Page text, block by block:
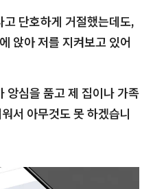
단호하게 거절했는데도,
앉아 저를 지켜보고 있어
앙심을 품고 제 집이나 가족
서 아무것도 못 하겠습니